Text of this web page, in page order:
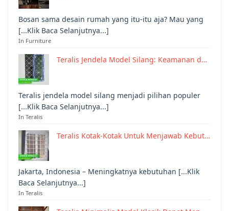
Bosan sama desain rumah yang itu-itu aja? Mau yang
[...Klik Baca Selanjutnya...]
In Furniture
Teralis Jendela Model Silang: Keamanan d…
Teralis jendela model silang menjadi pilihan populer
[...Klik Baca Selanjutnya...]
In Teralis
Teralis Kotak-Kotak Untuk Menjawab Kebut…
Jakarta, Indonesia – Meningkatnya kebutuhan [...Klik
Baca Selanjutnya...]
In Teralis